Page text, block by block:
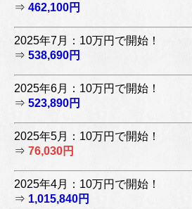
⇒ 462,100円
2025年7月：10万円で開始！
⇒ 538,690円
2025年6月：10万円で開始！
⇒ 523,890円
2025年5月：10万円で開始！
⇒ 76,030円
2025年4月：10万円で開始！
⇒ 1,015,840円